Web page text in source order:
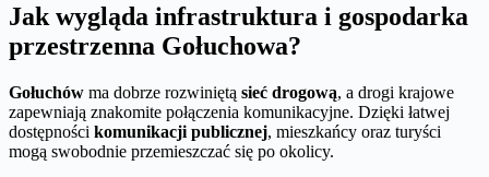
Jak wygląda infrastruktura i gospodarka
przestrzenna Gołuchowa?
Gołuchów ma dobrze rozwiniętą sieć drogową, a drogi krajowe
zapewniają znakomite połączenia komunikacyjne. Dzięki łatwej
dostępności komunikacji publicznej, mieszkańcy oraz turyści
mogą swobodnie przemieszczać się po okolicy.